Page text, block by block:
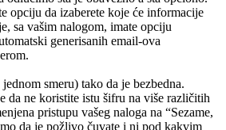
opciju da izaberete koje će informacije
sa vašim nalogom, imate opciju
generisanih email-ova
smeru) tako da je bezbedna.
da ne koristite istu šifru na više različitih
pristupu vašeg naloga na “Sezame,
da je požlivo čuvate i ni pod kakvim